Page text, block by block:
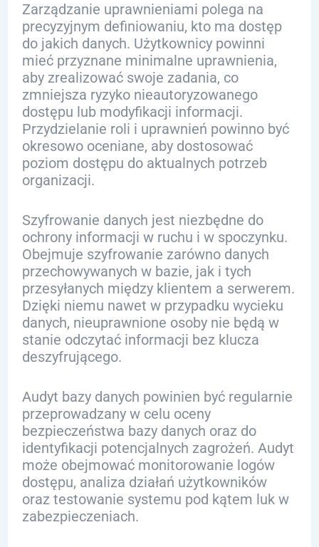
Zarządzanie uprawnieniami polega na
precyzyjnym definiowaniu, kto ma dostęp
do jakich danych. Użytkownicy powinni
mieć przyznane minimalne uprawnienia,
aby zrealizować swoje zadania, co
zmniejsza ryzyko nieautoryzowanego
dostępu lub modyfikacji informacji.
Przydzielanie roli i uprawnień powinno być
okresowo oceniane, aby dostosować
poziom dostępu do aktualnych potrzeb
organizacji.
Szyfrowanie danych jest niezbędne do
ochrony informacji w ruchu i w spoczynku.
Obejmuje szyfrowanie zarówno danych
przechowywanych w bazie, jak i tych
przesyłanych między klientem a serwerem.
Dzięki niemu nawet w przypadku wycieku
danych, nieuprawnione osoby nie będą w
stanie odczytać informacji bez klucza
deszyfrującego.
Audyt bazy danych powinien być regularnie
przeprowadzany w celu oceny
bezpieczeństwa bazy danych oraz do
identyfikacji potencjalnych zagrożeń. Audyt
może obejmować monitorowanie logów
dostępu, analiza działań użytkowników
oraz testowanie systemu pod kątem luk w
zabezpieczeniach.